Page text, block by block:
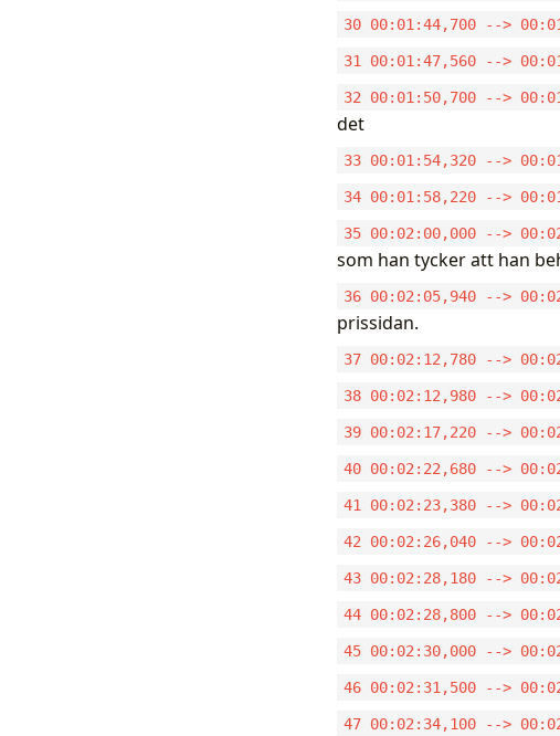
30 00:01:44,700 -->
31 00:01:47,560 -->
32 00:01:50,700 -->
det
33 00:01:54,320 -->
34 00:01:58,220 -->
35 00:02:00,000 -->
som han tycker att han
36 00:02:05,940 -->
prissidan.
37 00:02:12,780 -->
38 00:02:12,980 -->
39 00:02:17,220 -->
40 00:02:22,680 -->
41 00:02:23,380 -->
42 00:02:26,040 -->
43 00:02:28,180 -->
44 00:02:28,800 -->
45 00:02:30,000 -->
46 00:02:31,500 -->
47 00:02:34,100 -->